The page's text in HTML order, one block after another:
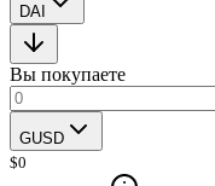
DAI
Вы покупаете
GUSD
$0